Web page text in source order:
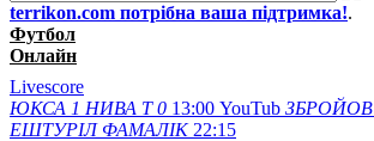
terrikon.com потрібна ваша підтримка!.
Футбол
Онлайн
Livescore
ЮКСА 1 НИВА Т 0 13:00 YouTub ЗБРОЙОВ
ЕШТУРІЛ ФАМАЛІК 22:15